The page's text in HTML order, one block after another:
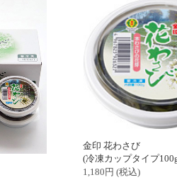
金印 花わさび
(冷凍カップタイプ
1,180 円(税込)